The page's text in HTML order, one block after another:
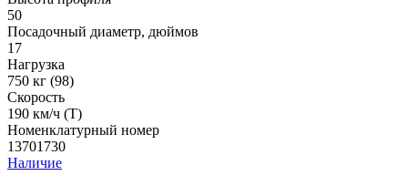
50
Посадочный диаметр, дюймов
17
Нагрузка
750 кг (98)
Скорость
190 км/ч (T)
Номенклатурный номер
13701730
Наличие